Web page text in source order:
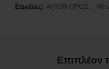
Ετικέτες: ΑΓΙΟΝ ΟΡΟΣ ,
Επιπλέον